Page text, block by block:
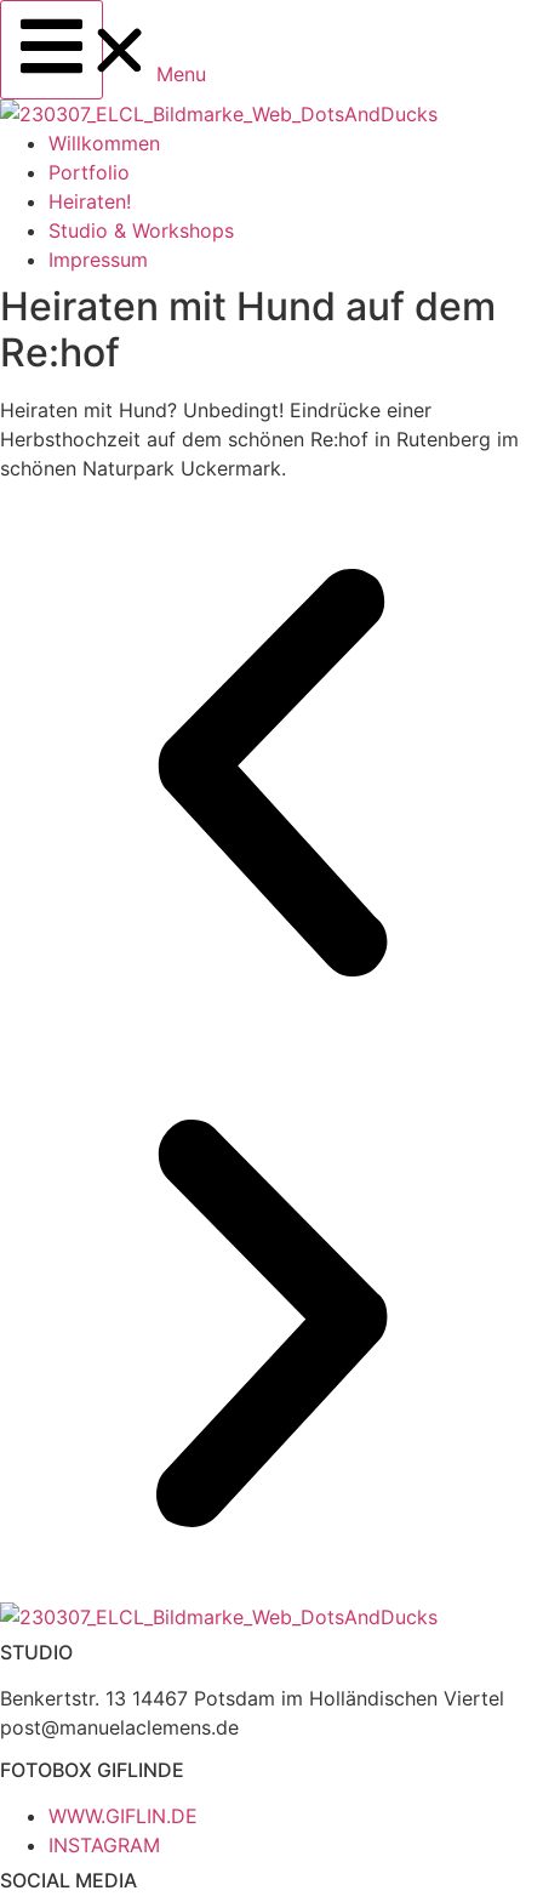
Menu
Willkommen
Portfolio
Heiraten!
Studio & Workshops
Impressum
Heiraten mit Hund auf dem
Re:hof
Heiraten mit Hund? Unbedingt! Eindrücke einer
Herbsthochzeit auf dem schönen Re:hof in Rutenberg im
schönen Naturpark Uckermark.
STUDIO
Benkertstr. 13 14467 Potsdam im Holländischen Viertel
post@manuelaclemens.de
FOTOBOX GIFLINDE
WWW.GIFLIN.DE
INSTAGRAM
SOCIAL MEDIA